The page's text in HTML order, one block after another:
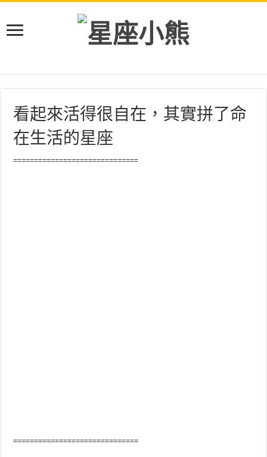
看起來活得很自在，其實拼了命
在生活的星座
==============================
==============================